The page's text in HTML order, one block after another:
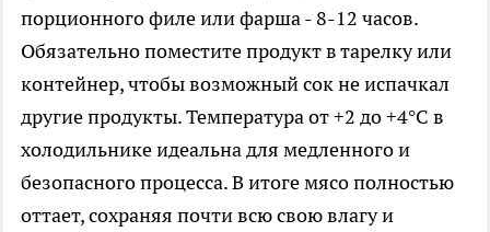
порционного филе или фарша - 8-12 часов.
Обязательно поместите продукт в тарелку или
контейнер, чтобы возможный сок не испачкал
другие продукты. Температура от +2 до +4°C в
холодильнике идеальна для медленного и
безопасного процесса. В итоге мясо полностью
оттает, сохраняя почти всю свою влагу и